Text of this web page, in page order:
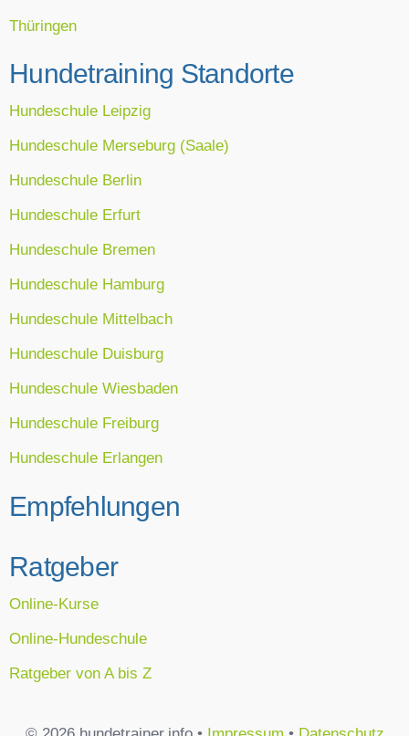
Thüringen
Hundetraining Standorte
Hundeschule Leipzig
Hundeschule Merseburg (Saale)
Hundeschule Berlin
Hundeschule Erfurt
Hundeschule Bremen
Hundeschule Hamburg
Hundeschule Mittelbach
Hundeschule Duisburg
Hundeschule Wiesbaden
Hundeschule Freiburg
Hundeschule Erlangen
Empfehlungen
Ratgeber
Online-Kurse
Online-Hundeschule
Ratgeber von A bis Z